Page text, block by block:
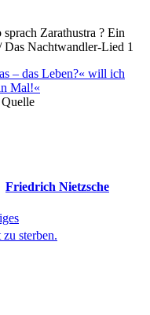
Zarathustra ? Ein
Nachtwandler-Lied 1
Friedrich Nietzsche
sterben.